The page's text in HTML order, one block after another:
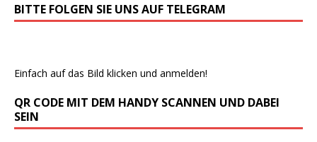
BITTE FOLGEN SIE UNS AUF TELEGRAM
Einfach auf das Bild klicken und anmelden!
QR CODE MIT DEM HANDY SCANNEN UND DABEI
SEIN